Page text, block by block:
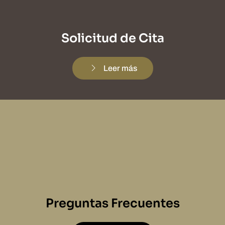
Solicitud de Cita
Leer más
Preguntas Frecuentes